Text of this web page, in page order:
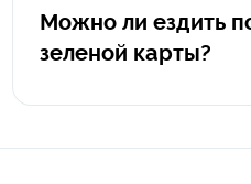
— это можно сделать с
минут и получить полис для
Можно ли ездить
зеленой карты?
зависимости от страны, вы